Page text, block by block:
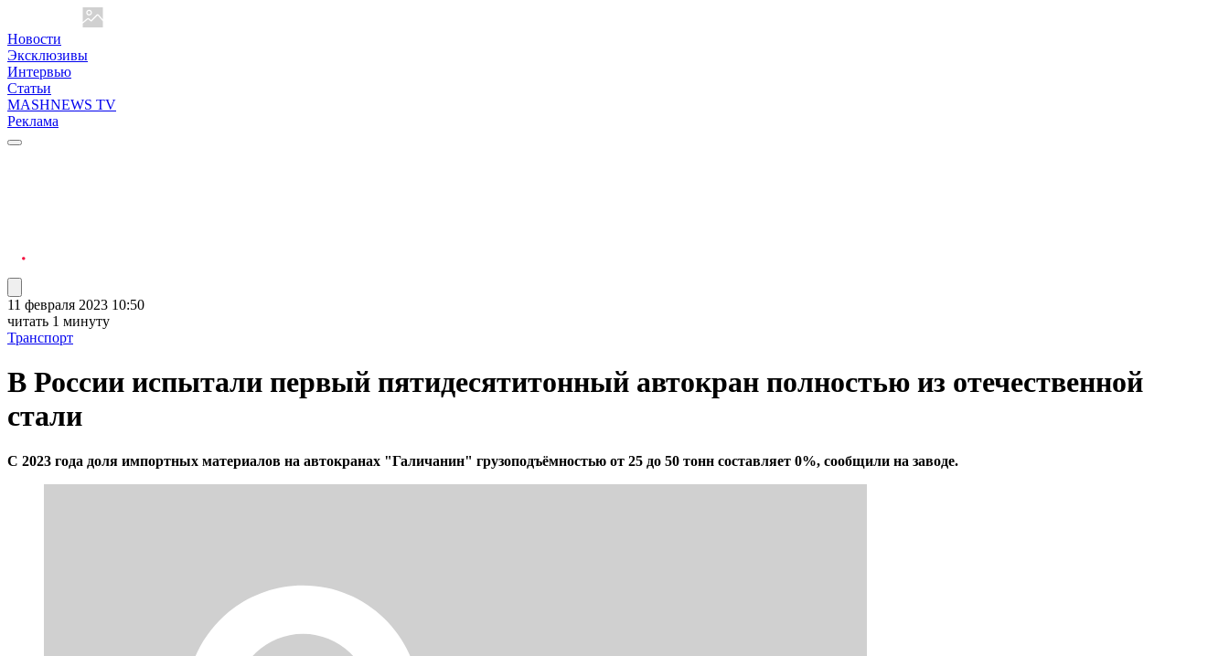
Новости
Эксклюзивы
Интервью
Статьи
MASHNEWS TV
Реклама
11 февраля 2023 10:50
читать 1 минуту
Транспорт
В России испытали первый пятидесятитонный автокран полностью из отечественной
стали
С 2023 года доля импортных материалов на автокранах "Галичанин" грузоподъёмностью от 25 до 50 тонн составляет 0%, сообщили на заводе.